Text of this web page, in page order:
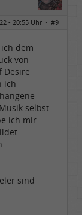
- 20:55 Uhr · #9
dem
von
Desire
ich
selbst
ich mir
sind